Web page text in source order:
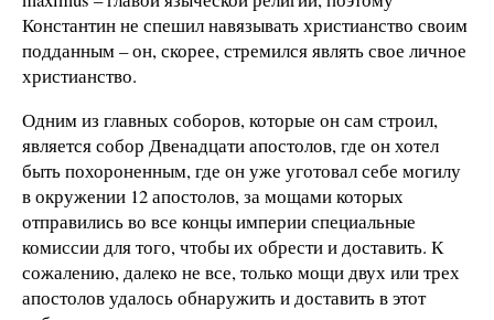
Константин не спешил навязывать христианство своим
подданным – он, скорее, стремился являть свое личное
христианство.
Одним из главных соборов, которые он сам строил,
является собор Двенадцати апостолов, где он хотел
быть похороненным, где он уже уготовал себе могилу
в окружении 12 апостолов, за мощами которых
отправились во все концы империи специальные
комиссии для того, чтобы их обрести и доставить. К
сожалению, далеко не все, только мощи двух или трех
апостолов удалось обнаружить и доставить в этот